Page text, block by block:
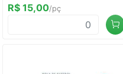
R$ 15,00/pç